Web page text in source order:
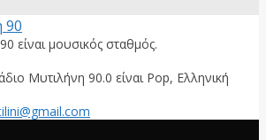
είναι μουσικός σταθμός.
Μυτιλήνη 90.0 είναι Pop, Ελληνική